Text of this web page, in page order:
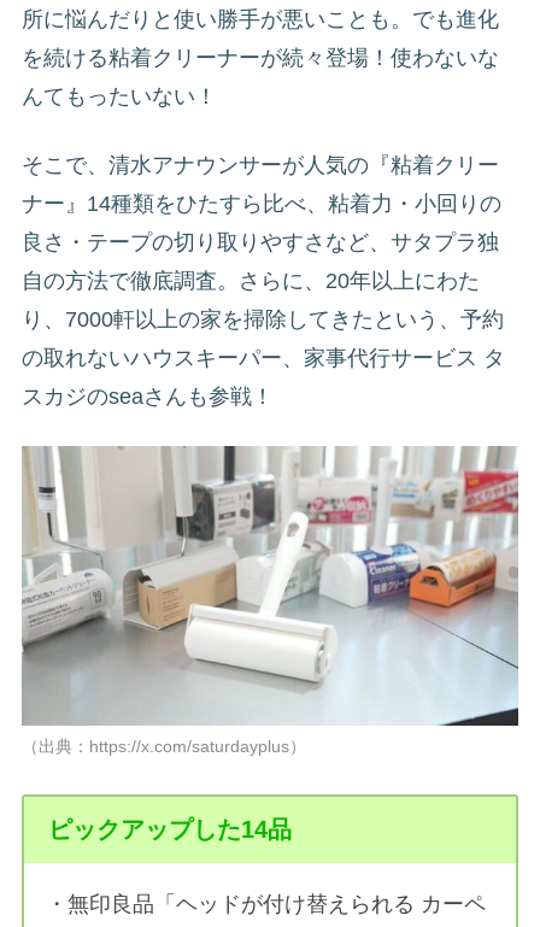
所に悩んだりと使い勝手が悪いことも。でも進化
を続ける粘着クリーナーが続々登場！使わないな
んてもったいない！
そこで、清水アナウンサーが人気の『粘着クリー
ナー』14種類をひたすら比べ、粘着力・小回りの
良さ・テープの切り取りやすさなど、サタプラ独
自の方法で徹底調査。さらに、20年以上にわた
り、7000軒以上の家を掃除してきたという、予約
の取れないハウスキーパー、家事代行サービス タ
スカジのseaさんも参戦！
（出典：https://x.com/saturdayplus）
ピックアップした14品
・無印良品「ヘッドが付け替えられる カーペ